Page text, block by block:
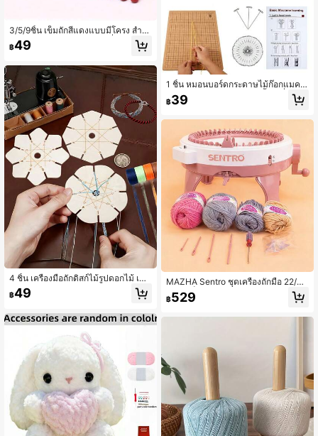
3/5/9ชิ้น เข็มถักสีแดงแบบมีโครง สำห
รับคนมีปัญหาข้อต่อ ขอเขตที่นุ่มสะดวก
สบายสำหรับใช้ถัก สำหรับมือถักตัวเริ่ม
฿49
4 ชิ้น เครื่องมือถักดิสก์ไม้รูปดอกไม้ เครื่
องมือถัก เหมาะสำหรับของขวัญ การทำ
สร้อยข้อมือมิตรภาพ การถักเชือกผสม เ
เครื่องมือถักน้ำหนักเบา เครื่องมือทำเครื่
องประดับ เหมาะสำหรับผู้ชื่นชอบ DIY
฿49
1 ชิ้น หมอนบอร์ดกระดาษไม้ก๊อกแมคค
รามีถักเชือก ขนาด 12*16 นิ้ว เครื่องมือ
ยึดเชือกฝ้ายและขนแกะถักสำหรับบอร์ด
฿39
MAZHA Sentro ชุดเครื่องถักมือ 22/4
0/48 เข็ม DIY สำหรับถักผ้าพันคอ หมว
ก เสื้อกันหนาว และถุงเท้า พร้อมตัวนับแ
฿529